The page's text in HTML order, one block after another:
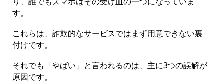
す。
これらは、詐欺的なサービスではまず用意できない裏
付けです。
それでも「やばい」と言われるのは、主に3つの誤解が
原因です。